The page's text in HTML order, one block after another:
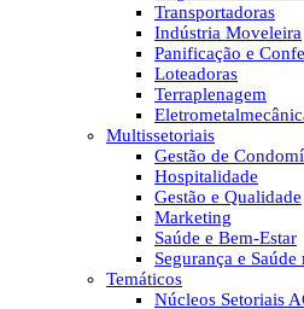
Transportadoras
Indústria Moveleira
Panificação e
Loteadoras
Terraplenagem
Multissetoriais
Gestão de
Hospitalidade
Gestão e Qualidade
Marketing
Saúde e Bem-Estar
Segurança e
Temáticos
Núcleos Setoriais